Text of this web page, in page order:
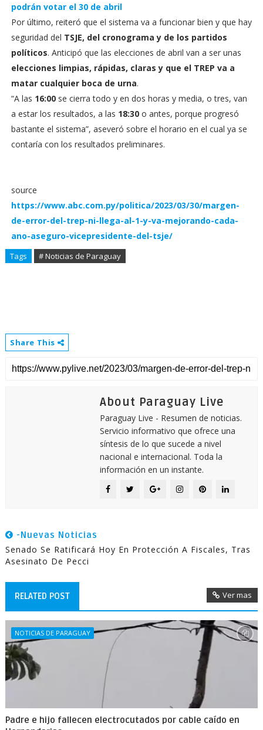
podrán votar el 30 de abril
Por último, reiteró que el sistema va a funcionar bien y que hay
seguridad del TSJE, del cronograma y de los partidos
políticos. Anticipó que las elecciones de abril van a ser unas
elecciones limpias, rápidas, claras y que el TREP va a
matar cualquier boca de urna.
“A las 16:00se cierra todo y en dos horas y media, o tres, van
a estar los resultados, a las 18:30o antes, porque progresó
bastante el sistema”, aseveró sobre el horario en el cual ya se
contaría con los resultados preliminares.
source
https://www.abc.com.py/politica/2023/03/30/margen-
de-error-del-trep-ni-llega-al-1-y-va-mejorando-cada-
ano-aseguro-vicepresidente-del-tsje/
Tags # Noticias de Paraguay
Share This
About Paraguay Live
Paraguay Live - Resumen de noticias.
Servicio informativo que ofrece una
síntesis de lo que sucede a nivel
nacional e internacional. Toda la
información en un instante.
-Nuevas Noticias
Senado Se Ratificará Hoy En Protección A Fiscales, Tras
Asesinato De Pecci
RELATED POST Ver mas
NOTICIAS DE PARAGUAY
Padre e hijo fallecen electrocutados por cable caído en